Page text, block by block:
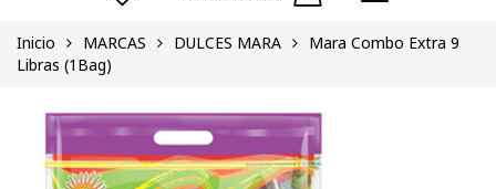
Inicio MARCAS DULCES MARA
Mara Combo Extra 9
Libras (1Bag)